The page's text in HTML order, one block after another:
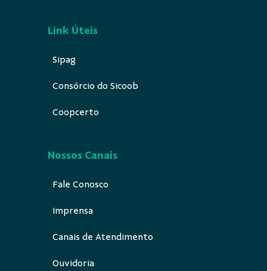
Link Úteis
Sipag
Consórcio do Sicoob
Coopcerto
Nossos Canais
Fale Conosco
Imprensa
Canais de Atendimento
Ouvidoria